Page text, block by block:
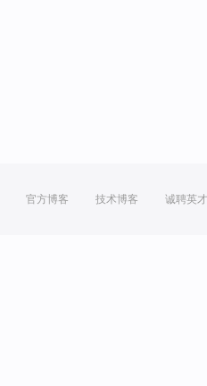
官方博客 技术博客 诚聘英才